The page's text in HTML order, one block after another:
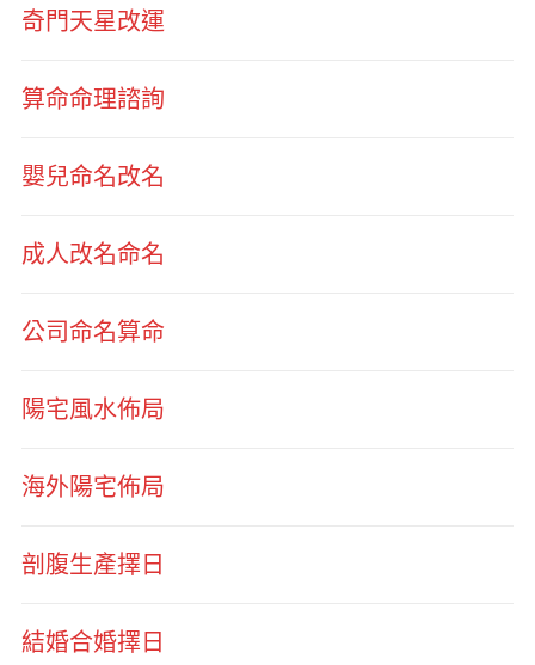
奇門天星改運
算命命理諮詢
嬰兒命名改名
成人改名命名
公司命名算命
陽宅風水佈局
海外陽宅佈局
剖腹生產擇日
結婚合婚擇日